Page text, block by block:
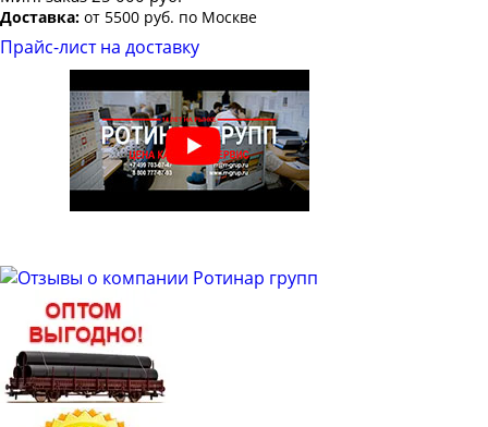
Труба профильная 100х40
Труба профильная 100х50
Труба профильная 100х80
Труба профильная 110х30
Труба профильная 120х30
Труба профильная 120х40
Труба профильная 120х60
Труба профильная 120х80
Труба профильная 140х80
Труба профильная 140х100
Труба профильная 140х120
Доставка: от 5500 руб. по Москве
Прайс-лист на доставку